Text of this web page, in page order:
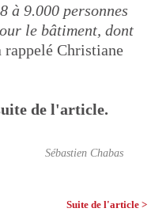
à 9.000 personnes
le bâtiment, dont
rappelé Christiane
de l'article.
Sébastien Chabas
Suite de l'article >